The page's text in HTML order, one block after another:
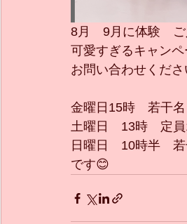
8月　9月に体験　
可愛すぎるキャン
お問い合わせくだ
金曜日15時　若干名
土曜日　13時　定
日曜日　10時半　
です😊